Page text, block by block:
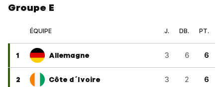
Groupe E
ÉQUIPE J. DB. PT.
1 Allemagne 3 6 6
2 Côte d´Ivoire 3 2 6